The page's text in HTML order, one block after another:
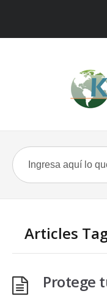
Articles
Protege